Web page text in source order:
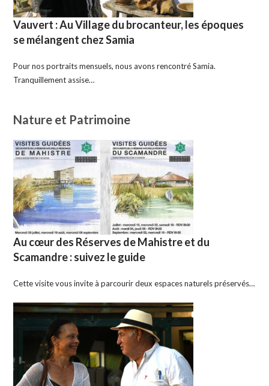
Vauvert : Au Village du brocanteur, les époques
se mélangent chez Samia
Pour nos portraits mensuels, nous avons rencontré Samia.
Tranquillement assise…
Nature et Patrimoine
Au cœur des Réserves de Mahistre et du
Scamandre : suivez le guide
Cette visite vous invite à parcourir deux espaces naturels préservés…